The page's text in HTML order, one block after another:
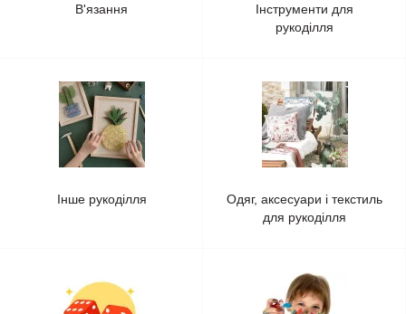
В'язання
Інструменти для
рукоділля
Інше рукоділля
Одяг, аксесуари і текстиль
для рукоділля